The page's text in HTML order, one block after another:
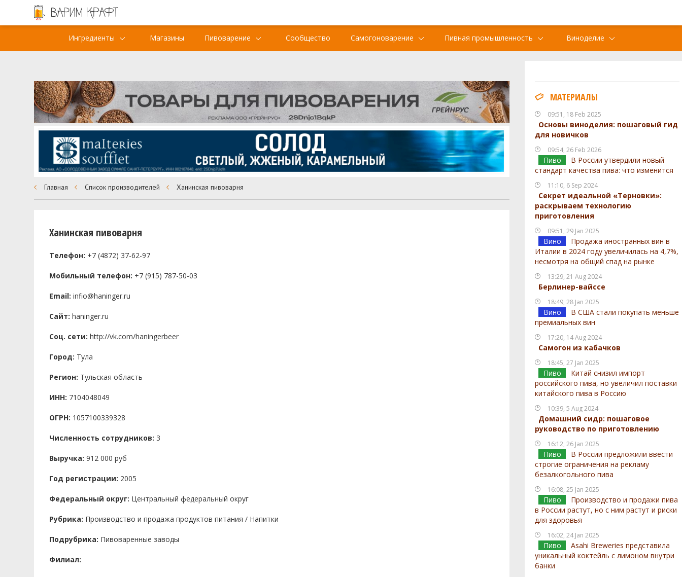
Ингредиенты Магазины Пивоварение Сообщество Самогоноварение Пивная промышленность Виноделие
МАТЕРИАЛЫ
09:51, 18 Feb 2025
Основы виноделия: пошаговый гид
для новичков
09:54, 26 Feb 2026
Пиво
В России утвердили новый
стандарт качества пива: что изменится
11:10, 6 Sep 2024
Секрет идеальной «Терновки»:
раскрываем технологию
приготовления
09:51, 29 Jan 2025
Вино
Продажа иностранных вин в
Италии в 2024 году увеличилась на 4,7%,
несмотря на общий спад на рынке
13:29, 21 Aug 2024
Берлинер-вайссе
18:49, 28 Jan 2025
Вино
В США стали покупать меньше
премиальных вин
17:20, 14 Aug 2024
Самогон из кабачков
18:45, 27 Jan 2025
Пиво
Китай снизил импорт
российского пива, но увеличил поставки
китайского пива в Россию
10:39, 5 Aug 2024
Домашний сидр: пошаговое
руководство по приготовлению
16:12, 26 Jan 2025
Пиво
В России предложили ввести
строгие ограничения на рекламу
безалкогольного пива
16:08, 25 Jan 2025
Пиво
Производство и продажи пива
в России растут, но с ним растут и риски
для здоровья
16:02, 24 Jan 2025
Пиво
Asahi Breweries представила
уникальный коктейль с лимоном внутри
банки
Главная Список производителей Ханинская пивоварня
Ханинская пивоварня
Телефон: +7 (4872) 37-62-97
Мобильный телефон: +7 (915) 787-50-03
Email: infio@haninger.ru
Сайт: haninger.ru
Соц. сети: http://vk.com/haningerbeer
Город: Тула
Регион: Тульская область
ИНН: 7104048049
ОГРН: 1057100339328
Численность сотрудников: 3
Выручка: 912 000 руб
Год регистрации: 2005
Федеральный округ: Центральный федеральный округ
Рубрика: Производство и продажа продуктов питания / Напитки
Подрубрика: Пивоваренные заводы
Филиал: